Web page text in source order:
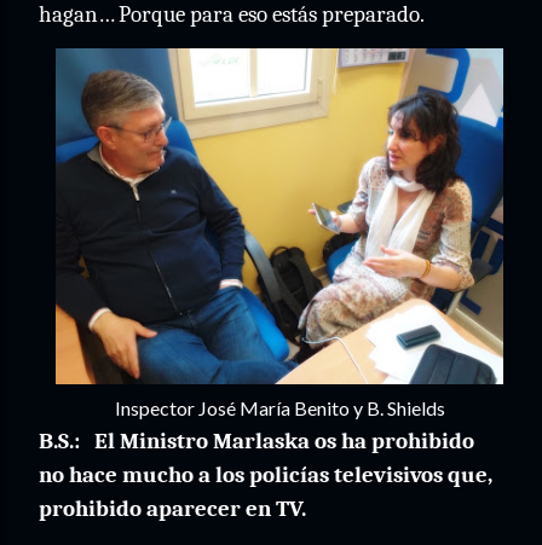
hagan… Porque para eso estás preparado.
Inspector José María Benito y B. Shields
B.S.: El Ministro Marlaska os ha prohibido
no hace mucho a los policías televisivos que,
prohibido aparecer en TV.